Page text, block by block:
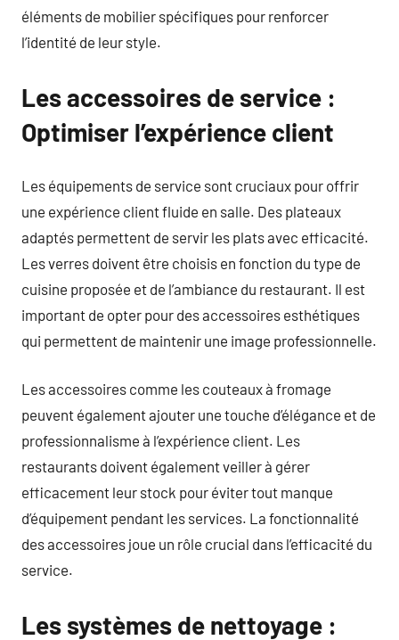
éléments de mobilier spécifiques pour renforcer
l’identité de leur style.
Les accessoires de service :
Optimiser l’expérience client
Les équipements de service sont cruciaux pour offrir
une expérience client fluide en salle. Des plateaux
adaptés permettent de servir les plats avec efficacité.
Les verres doivent être choisis en fonction du type de
cuisine proposée et de l’ambiance du restaurant. Il est
important de opter pour des accessoires esthétiques
qui permettent de maintenir une image professionnelle.
Les accessoires comme les couteaux à fromage
peuvent également ajouter une touche d’élégance et de
professionnalisme à l’expérience client. Les
restaurants doivent également veiller à gérer
efficacement leur stock pour éviter tout manque
d’équipement pendant les services. La fonctionnalité
des accessoires joue un rôle crucial dans l’efficacité du
service.
Les systèmes de nettoyage :